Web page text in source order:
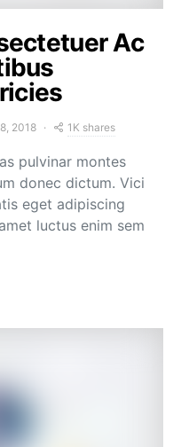
Ac
2018 1K shares
pulvinar montes
donec dictum. Vici
eget adipiscing
luctus enim sem